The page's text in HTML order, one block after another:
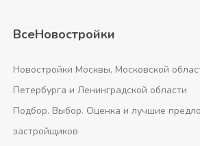
ВсеНовостройки
Новостройки Москвы, Московской
Петербурга и Ленинградской области
Подбор. Выбор. Оценка и лучшие
застройщиков